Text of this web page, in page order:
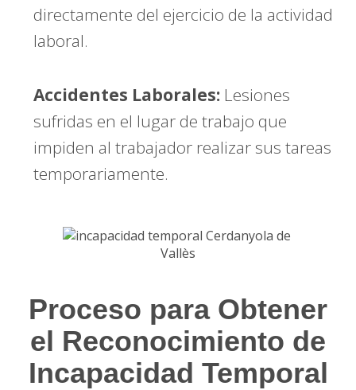
directamente del ejercicio de la actividad
laboral.
Accidentes Laborales: Lesiones
sufridas en el lugar de trabajo que
impiden al trabajador realizar sus tareas
temporariamente.
Proceso para Obtener
el Reconocimiento de
Incapacidad Temporal